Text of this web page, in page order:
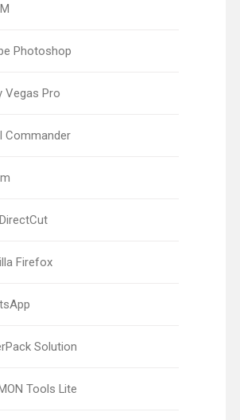
Photoshop
Vegas Pro
Commander
Firefox
Solution
Tools Lite